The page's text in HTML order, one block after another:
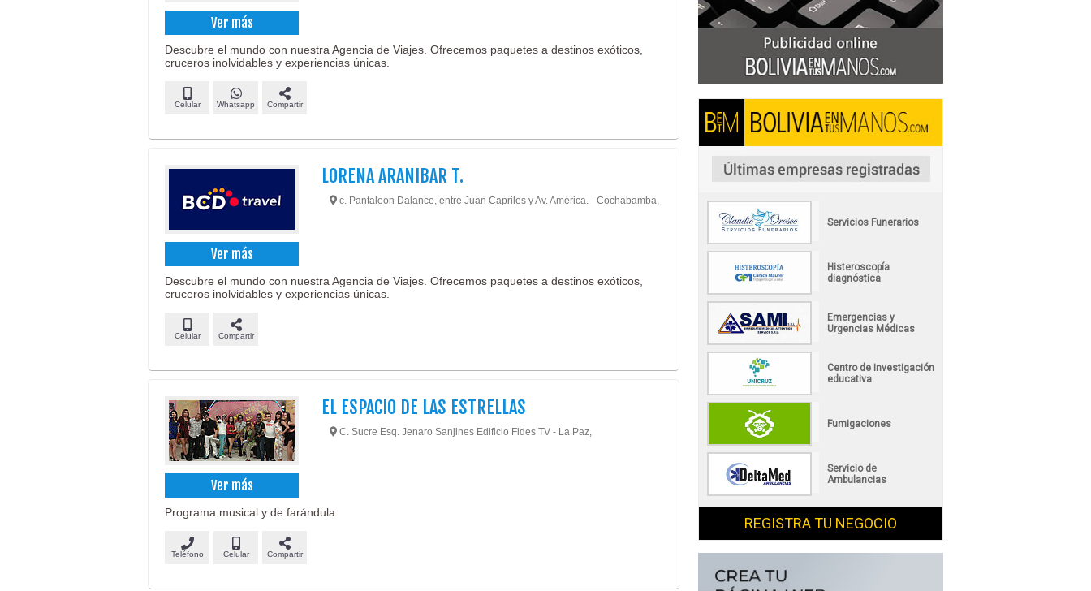
Ver más
Descubre el mundo con nuestra Agencia de Viajes. Ofrecemos paquetes a destinos exóticos,
cruceros inolvidables y experiencias únicas.
Celular Whatsapp Compartir
Ver más
LORENA ARANIBAR T.
c. Pantaleon Dalance, entre Juan Capriles y Av. América. - Cochabamba,
Descubre el mundo con nuestra Agencia de Viajes. Ofrecemos paquetes a destinos exóticos,
cruceros inolvidables y experiencias únicas.
Celular Compartir
Ver más
EL ESPACIO DE LAS ESTRELLAS
C. Sucre Esq. Jenaro Sanjines Edificio Fides TV - La Paz,
Programa musical y de farándula
Teléfono Celular Compartir
Servicios Funerarios
Histeroscopía
diagnóstica
Emergencias y
Urgencias Médicas
Centro de investigación
educativa
Fumigaciones
Servicio de
Ambulancias
REGISTRA TU NEGOCIO